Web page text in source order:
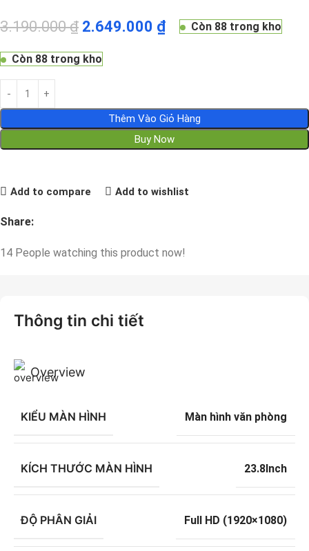
3.190.000₫ 2.649.000 ₫ Còn 88 trong kho
Còn 88 trong kho
Thêm Vào Giỏ Hàng
Buy Now
Add to compare Add to wishlist
Share:
14 People watching this product now!
Thông tin chi tiết
Overview
KIỂU MÀN HÌNH Màn hình văn phòng
KÍCH THƯỚC MÀN HÌNH 23.8Inch
ĐỘ PHÂN GIẢI Full HD (1920×1080)